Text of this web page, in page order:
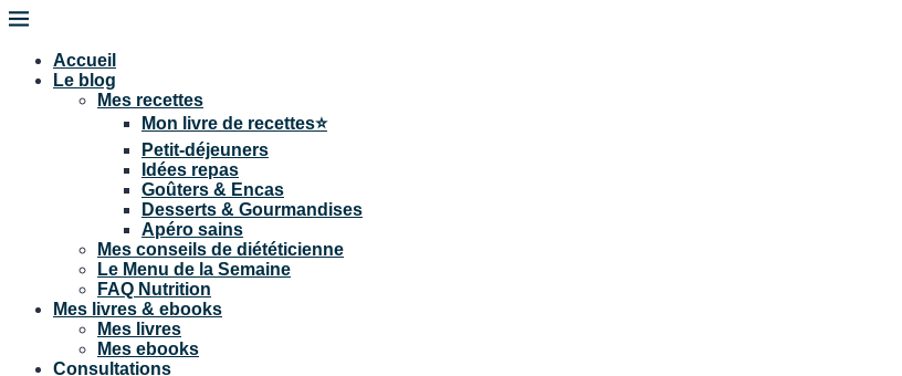
Accueil
Le blog
Mes recettes
Mon livre de recettes⭐
Petit-déjeuners
Idées repas
Goûters & Encas
Desserts & Gourmandises
Apéro sains
Mes conseils de diététicienne
Le Menu de la Semaine
FAQ Nutrition
Mes livres & ebooks
Mes livres
Mes ebooks
Consultations